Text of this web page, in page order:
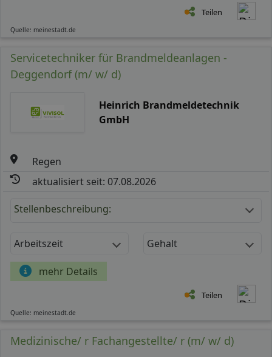
Teilen
Quelle: meinestadt.de
Servicetechniker für Brandmeldeanlagen -
Deggendorf (m/ w/ d)
Heinrich Brandmeldetechnik
GmbH
Regen
aktualisiert seit: 07.08.2026
Stellenbeschreibung:
Arbeitszeit Gehalt
mehr Details
Teilen
Quelle: meinestadt.de
Medizinische/ r Fachangestellte/ r (m/ w/ d)